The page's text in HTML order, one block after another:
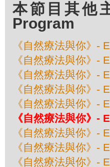
本節目其他
Program
《自然療法與你》-
《自然療法與你》-
《自然療法與你》-
《自然療法與你》-
《自然療法與你》-
《自然療法與你》-
《自然療法與你》-
《自然療法與你》-
《自然療法與你》-